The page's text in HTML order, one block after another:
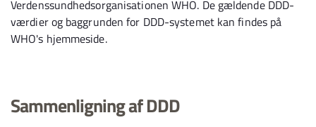
Verdenssundhedsorganisationen WHO. De gældende DDD-
værdier og baggrunden for DDD-systemet kan findes på
WHO's hjemmeside.
Sammenligning af DDD